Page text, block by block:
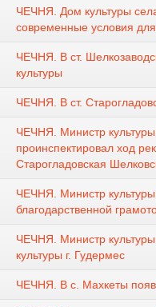
ЧЕЧНЯ. Дом культуры
современные условия для
ЧЕЧНЯ. В ст.
культуры
ЧЕЧНЯ. В ст.
ЧЕЧНЯ. Министр
проинспектировал ход
Старогладовская
ЧЕЧНЯ. Министр
благодарственной
ЧЕЧНЯ. Министр
культуры г. Гудермес
ЧЕЧНЯ. В с. Махкеты